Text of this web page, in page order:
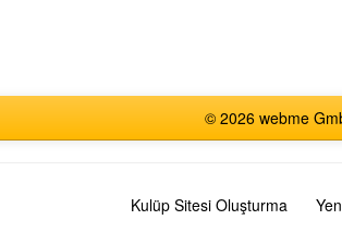
© 2026 webme
Kulüp Sitesi Oluşturma